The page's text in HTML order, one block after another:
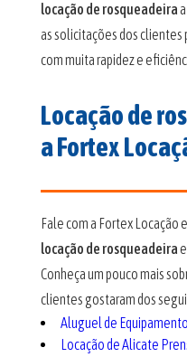
locação de rosqueadeira
as solicitações dos clientes
com muita rapidez e
Locação de
a Fortex
Fale com a Fortex Locação
locação de rosqueadeira
Conheça um pouco mais
clientes gostaram dos
Aluguel de
Locação de Alicate